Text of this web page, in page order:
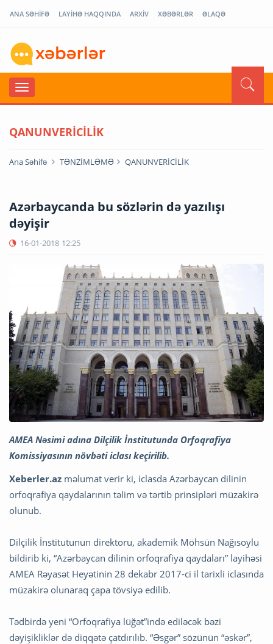
ANA SƏHİFƏ LAYİHƏ HAQQINDA ARXİV XƏBƏRLƏR ƏLAQƏ
QANUNVERİCİLİK
Ana Səhifə TƏNZİMLƏMƏ QANUNVERİCİLİK
Azərbaycanda bu sözlərin də yazılışı
dəyişir
16-01-2018 12:25
AMEA Nəsimi adına Dilçilik İnstitutunda Orfoqrafiya
Komissiyasının növbəti iclası keçirilib.
Xeberler.az məlumat verir ki, iclasda Azərbaycan dilinin
orfoqrafiya qaydalarının təlim və tərtib prinsipləri müzakirə
olunub.
Dilçilik İnstitutunun direktoru, akademik Möhsün Nağısoylu
bildirib ki, “Azərbaycan dilinin orfoqrafiya qaydaları” layihəsi
AMEA Rəyasət Heyətinin 28 dekabr 2017-ci il tarixli iclasında
müzakirə olunaraq çapa tövsiyə edilib.
Tədbirdə yeni “Orfoqrafiya lüğət”ində ediləcək bəzi
dəyişikliklər də diqqətə çatdırılıb. “Əsgər” sözünün “əskər”,